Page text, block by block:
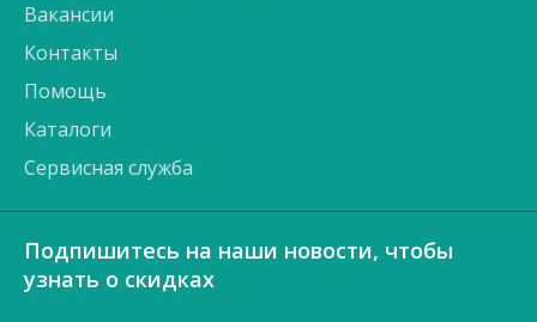
Вакансии
Контакты
Помощь
Каталоги
Сервисная служба
Подпишитесь на наши новости, чтобы
узнать о скидках